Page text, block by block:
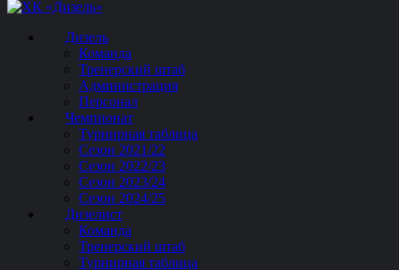
Дизель
Команда
Тренерский штаб
Администрация
Персонал
Чемпионат
Турнирная таблица
Сезон 2021/22
Сезон 2022/23
Сезон 2023/24
Сезон 2024/25
Дизелист
Команда
Тренерский штаб
Турнирная таблица